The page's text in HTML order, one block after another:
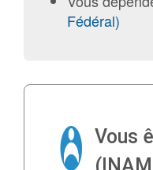
Fédéral)
Vous